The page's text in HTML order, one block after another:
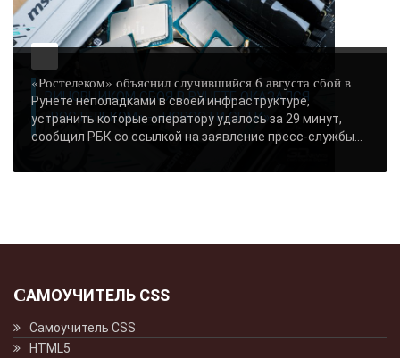
ВИНОВНИКОМ СБОЯ В РУНЕТЕ ОКАЗАЛСЯ
«РОСТЕЛЕКОМ» - «НОВОСТИ СЕТИ»..
«Ростелеком» объяснил случившийся 6 августа сбой в
Рунете неполадками в своей инфраструктуре,
устранить которые оператору удалось за 29 минут,
сообщил РБК со ссылкой на заявление пресс-службы...
САМОУЧИТЕЛЬ CSS
Самоучитель CSS
HTML5